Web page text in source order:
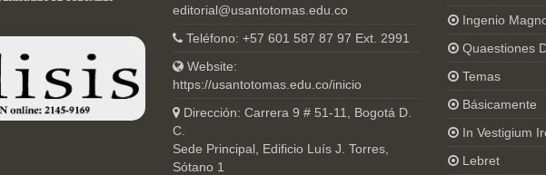
editorial@usantotomas.edu.co
Teléfono: +57 601 587 87 97 Ext. 2991
Website:
https://usantotomas.edu.co/inicio
Dirección: Carrera 9 # 51-11, Bogotá D.
C.
Sede Principal, Edificio Luís J. Torres,
Sótano 1
Ingenio
Quaestiones
Temas
Básicamente
In Vestigium
Lebret